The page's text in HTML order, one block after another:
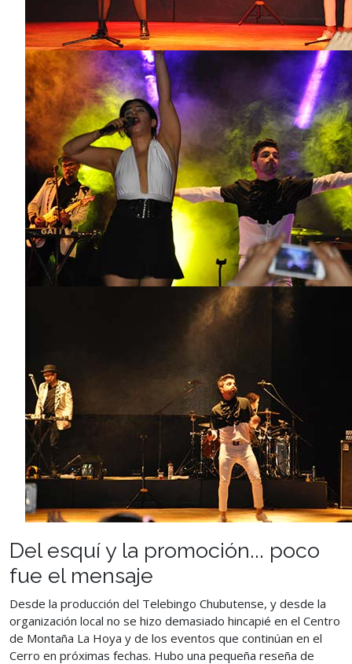
Del esquí y la promoción... poco
fue el mensaje
Desde la producción del Telebingo Chubutense, y desde la
organización local no se hizo demasiado hincapié en el Centro
de Montaña La Hoya y de los eventos que continúan en el
Cerro en próximas fechas. Hubo una pequeña reseña de